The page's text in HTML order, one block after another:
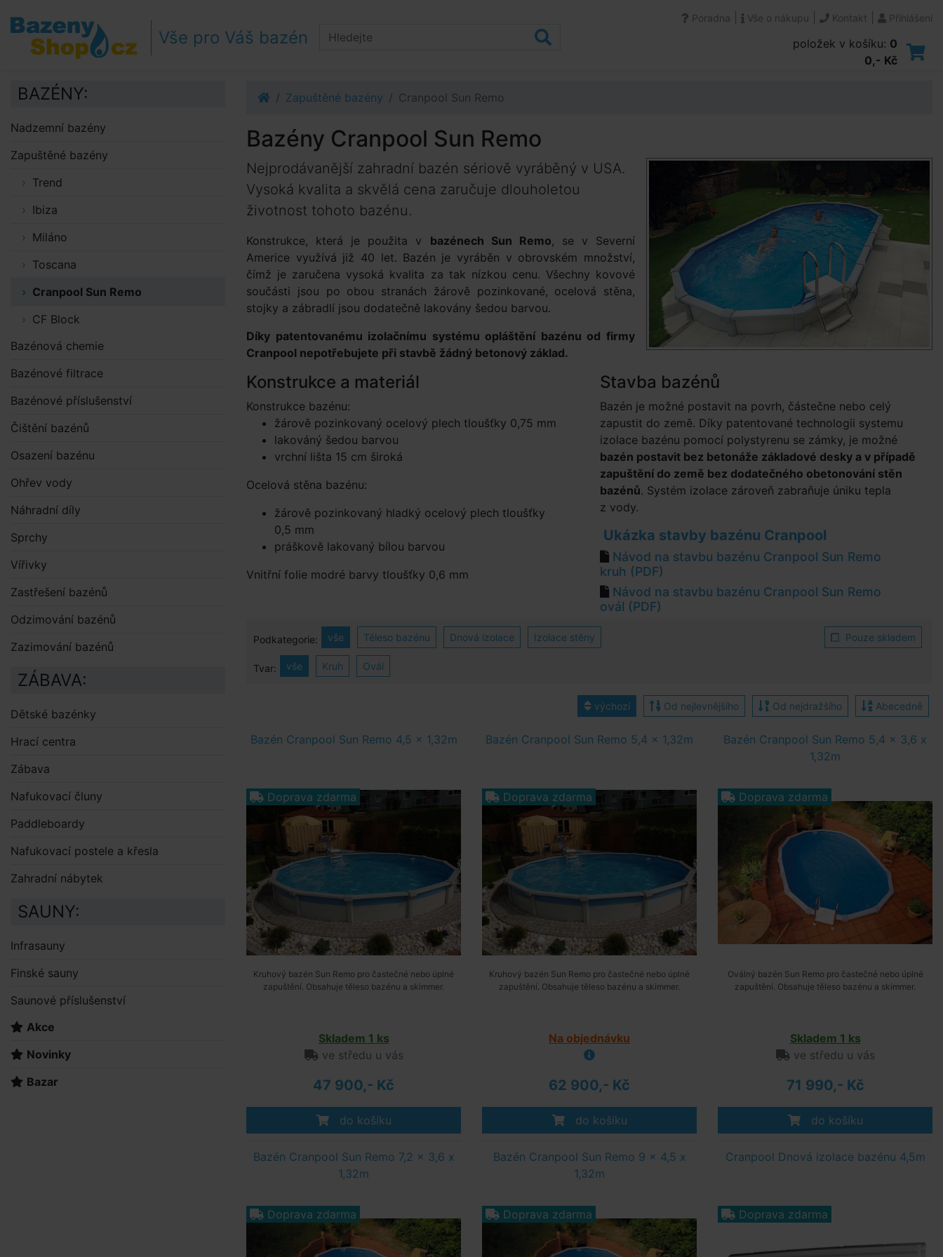
Přejít na obsah
Přejít k postrannímu sloupci
Klávesové zkratky
Vše pro Váš bazén
Poradna Vše o nákupu Kontakt Přihlášení
položek v košíku: 0
0,- Kč
Zapuštěné bazény Cranpool Sun Remo
Bazény Cranpool Sun Remo
Nejprodávanější zahradní bazén sériově vyráběný v USA.
Vysoká kvalita a skvělá cena zaručuje dlouholetou
životnost tohoto bazénu.
Konstrukce, která je použita v bazénech Sun Remo, se v Severní
Americe využívá již 40 let. Bazén je vyráběn v obrovském množství,
čímž je zaručena vysoká kvalita za tak nízkou cenu. Všechny kovové
součásti jsou po obou stranách žárově pozinkované, ocelová stěna,
stojky a zábradlí jsou dodatečně lakovány šedou barvou.
Díky patentovanému izolačnímu systému opláštění bazénu od firmy
Cranpool nepotřebujete při stavbě žádný betonový základ.
Konstrukce a materiál
Konstrukce bazénu:
žárově pozinkovaný ocelový plech tloušťky 0,75 mm
lakováný šedou barvou
vrchní lišta 15 cm široká
Ocelová stěna bazénu:
žárově pozinkovaný hladký ocelový plech tloušťky
0,5 mm
práškově lakovaný bílou barvou
Vnitřní folie modré barvy tloušťky 0,6 mm
Stavba bazénů
Bazén je možné postavit na povrh, částečne nebo celý
zapustit do země. Díky patentované technologii systemu
izolace bazénu pomocí polystyrenu se zámky, je možné
bazén postavit bez betonáže základové desky a v případě
zapuštění do země bez dodatečného obetonování stěn
bazénů. Systém izolace zároveň zabraňuje úniku tepla
z vody.
Ukázka stavby bazénu Cranpool
Návod na stavbu bazénu Cranpool Sun Remo
kruh (PDF)
Návod na stavbu bazénu Cranpool Sun Remo
ovál (PDF)
Podkategorie: vše Těleso bazénu Dnová izolace Izolace stěny Pouze skladem
Tvar: vše Kruh Ovál
výchozí Od nejlevnějšího Od nejdražšího Abecedně
Bazén Cranpool Sun Remo 4,5 x 1,32m
Doprava zdarma
Kruhový bazén Sun Remo pro častečné nebo úplné
zapuštění. Obsahuje těleso bazénu a skimmer.
Skladem 1 ks
ve středu u vás
47 900,- Kč
do košíku
Bazén Cranpool Sun Remo 5,4 x 1,32m
Doprava zdarma
Kruhový bazén Sun Remo pro častečné nebo úplné
zapuštění. Obsahuje těleso bazénu a skimmer.
Na objednávku
62 900,- Kč
do košíku
Bazén Cranpool Sun Remo 5,4 x 3,6 x
1,32m
Doprava zdarma
Oválný bazén Sun Remo pro častečné nebo úplné
zapuštění. Obsahuje těleso bazénu a skimmer.
Skladem 1 ks
ve středu u vás
71 990,- Kč
do košíku
Bazén Cranpool Sun Remo 7,2 x 3,6 x
1,32m
Doprava zdarma
Bazén Cranpool Sun Remo 9 x 4,5 x
1,32m
Doprava zdarma
Cranpool Dnová izolace bazénu 4,5m
Doprava zdarma
BAZÉNY:
Nadzemní bazény
Zapuštěné bazény
Trend
Ibiza
Miláno
Toscana
Cranpool Sun Remo
CF Block
Bazénová chemie
Bazénové filtrace
Bazénové příslušenství
Čištění bazénů
Osazení bazénu
Ohřev vody
Náhradní díly
Sprchy
Vířivky
Zastřešení bazénů
Odzimování bazénů
Zazimování bazénů
ZÁBAVA:
Dětské bazénky
Hrací centra
Zábava
Nafukovací čluny
Paddleboardy
Nafukovací postele a křesla
Zahradní nábytek
SAUNY:
Infrasauny
Finské sauny
Saunové příslušenství
Akce
Novinky
Bazar